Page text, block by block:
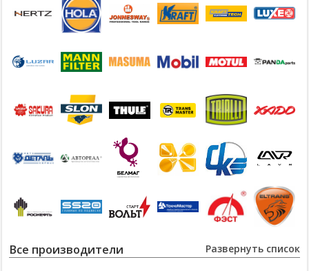
Развернуть список
Все производители